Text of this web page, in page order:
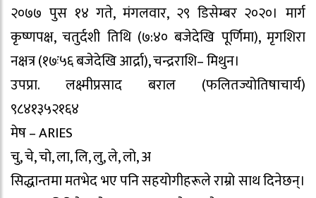
२०७७ पुस १४ गते, मंगलवार, २९ डिसेम्बर २०२०। मार्ग
कृष्णपक्ष, चतुर्दशी तिथि (७:४० बजेदेखि पूर्णिमा), मृगशिरा
नक्षत्र (१७ः५६ बजेदेखि आर्द्रा), चन्द्रराशि– मिथुन।
उपप्रा. लक्ष्मीप्रसाद बराल (फलितज्योतिषाचार्य)
९८४१३५२१६४
मेष – ARIES
चु, चे, चो, ला, लि, लु, ले, लो, अ
सिद्धान्तमा मतभेद भए पनि सहयोगीहरूले राम्रो साथ दिनेछन्।